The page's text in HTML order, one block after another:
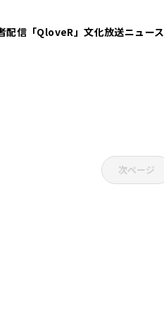
配信「QloveR」文化放送ニュース
次ページ